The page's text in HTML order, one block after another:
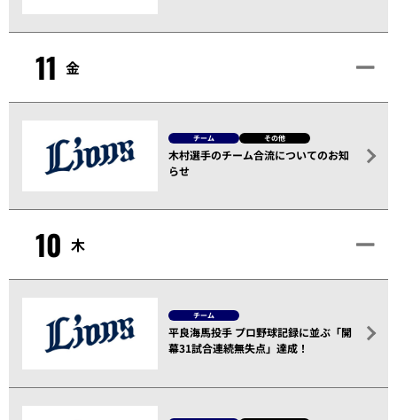
11 金
チーム その他
木村選手のチーム合流についてのお知
らせ
10 木
チーム
平良海馬投手 プロ野球記録に並ぶ「開
幕31試合連続無失点」達成！